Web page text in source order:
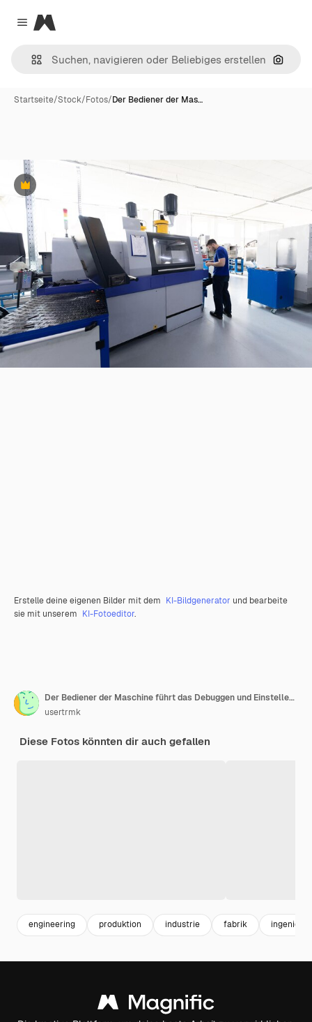
Close menu
Magnific
Nach
Startseite/Stock/Fotos/Der Bediener der Mas…
Premium
Erstelle deine eigenen Bilder mit dem KI-Bildgenerator und bearbeite
sie mit unserem KI-Fotoeditor.
Der Bediener der Maschine führt das Debuggen und Einstellen der Maschine mit Programmsteuerung durch
usertrmk
Diese Fotos könnten dir auch gefallen
engineering produktion industrie fabrik ingenieur